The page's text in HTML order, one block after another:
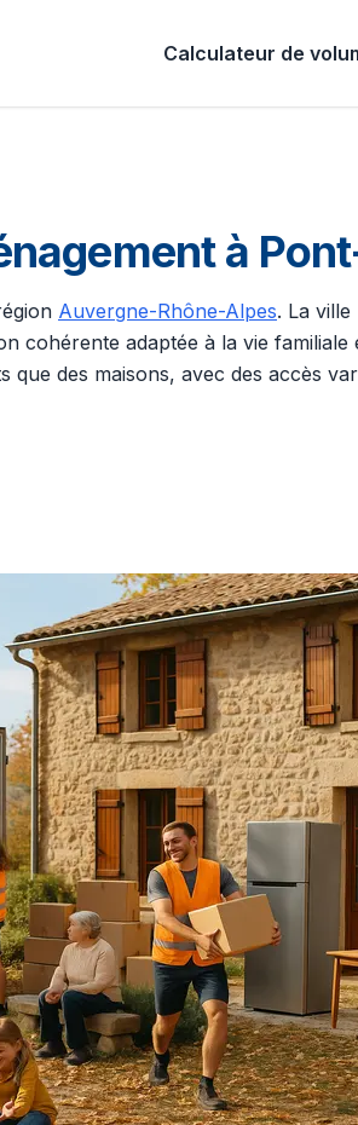
Calculateur de
à
Auvergne-Rhône-Alpes. La
cohérente adaptée à la vie
des maisons, avec des accès